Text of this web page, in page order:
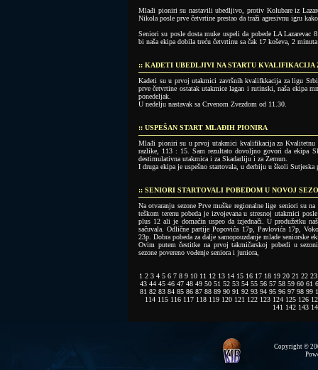
Mlađi pioniri su nastavili ubedljivo, protiv Kolubare iz
Nikola posle prve četvrtine prestao da traži agresivnu igru
Seniori su posle dosta muke uspeli da pobede LA
bi naša ekipa dobila treću četvrtinu sa čak 17 koševa, 2
:: KADETI UBEDLJIVI NA STARTU KVALIFIKACIJA
Kadeti su u prvoj utakmici završnih kvalifkkacija za ligu
prve četvrtine ostatak utakmice lagan i rutinski, naša ekipa
ponedeljak.
U nedelju nastavak sa Crvenom Zvezdom od 11.30.
:: USPEŠAN START MLAĐIH PIONIRA
Mlađi pioniri su u prvoj utakmici kvalifikacija za
razlike, 113 : 15. Sam rezultato dovoljno govori da ekipa
destimulativna utakmica i za Skadarliju i za Zemun.
I druga ekipa je uspešno startovala, u derbiju u školi Sutjeska
:: SENIORI STARTOVALI POBEDOM U NOVOJ
Na otvaranju sezone Prve muške regionalne lige seniori su
teškom terenu pobeda je izvojevana u stresnoj utakmici
plus 12 ali je domaćin uspeo da izjednači. U produžetku
sačuvala. Odlične partije Popovića 17p, Pavlovića 17p,
23p. Dobra pobeda za dalje samopouzdanje mlade seniorske
Ovim putem čestitke na prvoj takmičarskoj pobedi u
sezone povereno vođenje seniora i juniora,
1 2 3 4 5 6 7 8 9 10 11 12 13 14 15 16 17 18 19 20 21 22 23
43 44 45 46 47 48 49 50 51 52 53 54 55 56 57 58 59 60 61
81 82 83 84 85 86 87 88 89 90 91 92 93 94 95 96 97 98 99
114 115 116 117 118 119 120 121 122 123 124 125 126
141 142 143
Copyright ©